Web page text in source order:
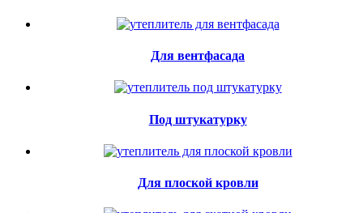
Для вентфасада
Под штукатурку
Для плоской кровли